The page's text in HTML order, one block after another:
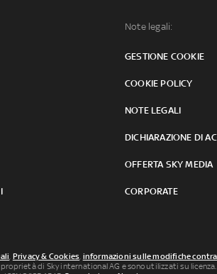
Note legali:
GESTIONE COOKIE
COOKIE POLICY
NOTE LEGALI
DICHIARAZIONE DI
OFFERTA SKY MEDIA
CORPORATE
, Privacy & Cookies, informazioni sulle modifiche
di Sky international AG e sono utilizzati su licenza.